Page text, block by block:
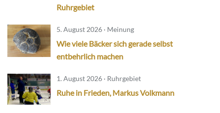
Ruhrgebiet
5. August 2026 · Meinung
Wie viele Bäcker sich gerade selbst
entbehrlich machen
1. August 2026 · Ruhrgebiet
Ruhe in Frieden, Markus Volkmann